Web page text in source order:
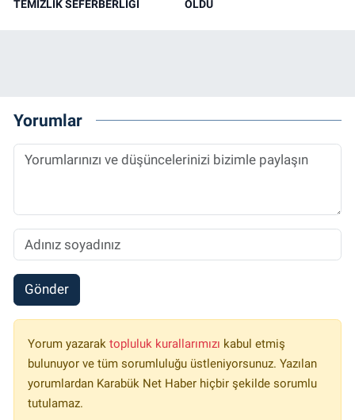
TEMİZLİK SEFERBERLİĞİ
OLDU
Yorumlar
Gönder
Yorum yazarak topluluk kurallarımızı kabul etmiş
bulunuyor ve tüm sorumluluğu üstleniyorsunuz. Yazılan
yorumlardan Karabük Net Haber hiçbir şekilde sorumlu
tutulamaz.